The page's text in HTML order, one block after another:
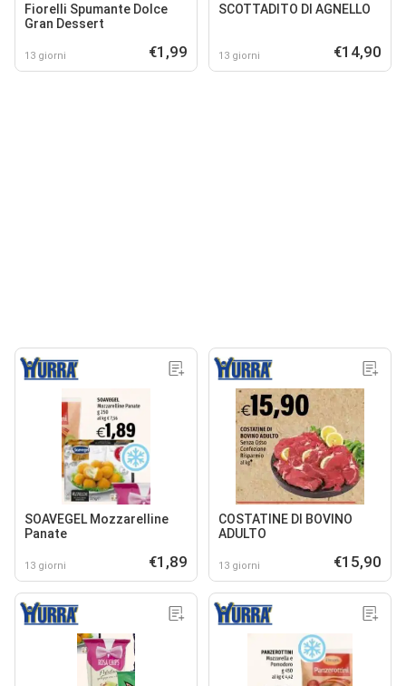
Fiorelli Spumante Dolce
Gran Dessert
13 giorni €1,99
SCOTTADITO DI AGNELLO
13 giorni €14,90
SOAVEGEL Mozzarelline
Panate
13 giorni €1,89
COSTATINE DI BOVINO
ADULTO
13 giorni €15,90